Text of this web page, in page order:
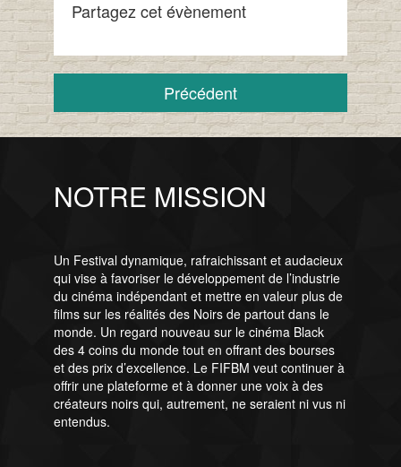
Partagez cet évènement
Précédent
NOTRE MISSION
Un Festival dynamique, rafraichissant et audacieux
qui vise à favoriser le développement de l’industrie
du cinéma indépendant et mettre en valeur plus de
films sur les réalités des Noirs de partout dans le
monde. Un regard nouveau sur le cinéma Black
des 4 coins du monde tout en offrant des bourses
et des prix d’excellence. Le FIFBM veut continuer à
offrir une plateforme et à donner une voix à des
créateurs noirs qui, autrement, ne seraient ni vus ni
entendus.